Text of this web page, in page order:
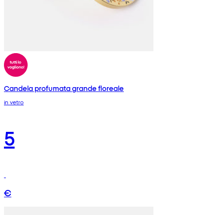
Candela profumata grande floreale
in vetro
5
€